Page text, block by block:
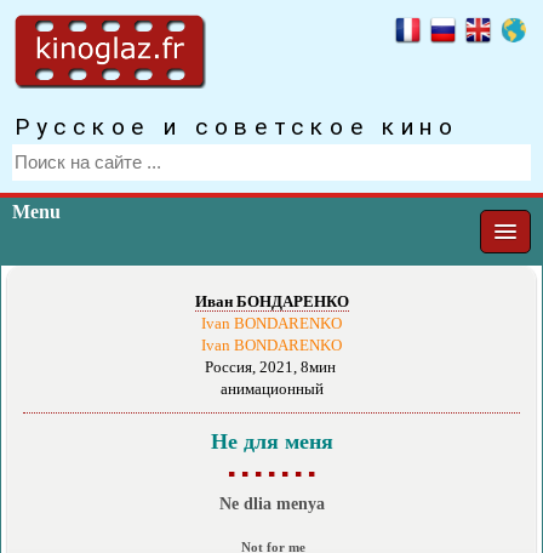
Русское и советское кино
Menu
Иван БОНДАРЕНКО
Ivan BONDARENKO
Ivan BONDARENKO
Россия, 2021, 8мин
анимационный
Не для меня
▪ ▪ ▪ ▪ ▪ ▪ ▪
Ne dlia menya
Not for me